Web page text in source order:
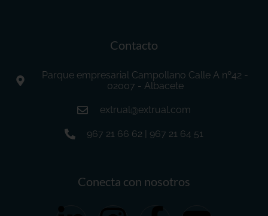
Contacto
Parque empresarial Campollano Calle A nº42 -
02007 - Albacete
extrual@extrual.com
967 21 66 62 | 967 21 64 51
Conecta con nosotros